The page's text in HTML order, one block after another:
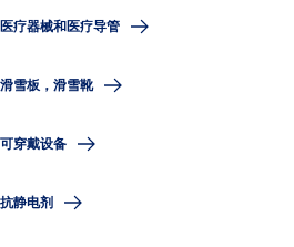
医疗器械和医疗导管
滑雪板，滑雪靴
可穿戴设备
抗静电剂